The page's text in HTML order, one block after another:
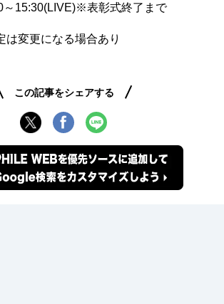
15:30(LIVE)※表彰式終了まで
変更になる場合あり
この記事をシェアする